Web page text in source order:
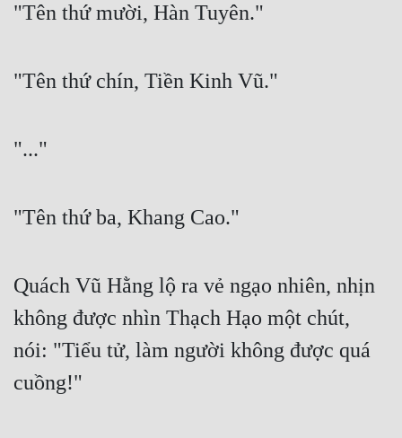
"Tên thứ mười, Hàn Tuyên."
"Tên thứ chín, Tiền Kinh Vũ."
"..."
"Tên thứ ba, Khang Cao."
Quách Vũ Hằng lộ ra vẻ ngạo nhiên, nhịn
không được nhìn Thạch Hạo một chút,
nói: "Tiểu tử, làm người không được quá
cuồng!"